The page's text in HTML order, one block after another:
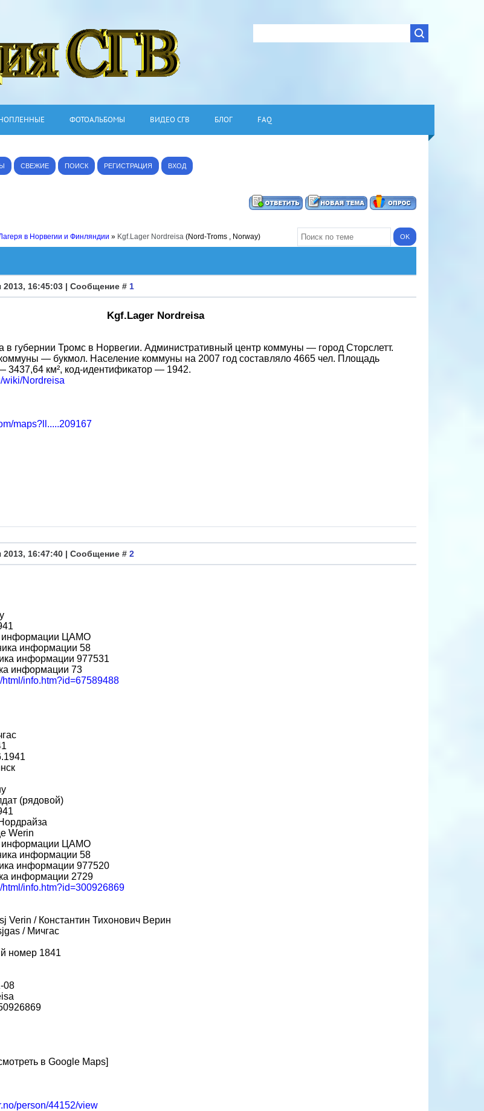
ФОТОАЛЬБОМЫ ВИДЕО СГВ БЛОГ FAQ
СВЕЖИЕ ПОИСК РЕГИСТРАЦИЯ ВХОД
в Норвегии и Финляндии » Kgf.Lager Nordreisa (Nord-Troms , Norway)
16:45:03 | Сообщение # 1
Kgf.Lager Nordreisa
губернии Тромс в Норвегии. Административный центр коммуны — город Сторслетт.
— букмол. Население коммуны на 2007 год составляло 4665 чел. Площадь
км², код-идентификатор — 1942.
wiki/Nordreisa
maps?ll.....209167
16:47:40 | Сообщение # 2
информации ЦАМО
информации 58
информации 977531
информации 73
html/info.htm?id=67589488
(рядовой)
Werin
информации ЦАМО
информации 58
информации 977520
информации 2729
html/info.htm?id=300926869
Verin / Константин Тихонович Верин
/ Мичгас
номер 1841
08
в Google Maps]
person/44152/view